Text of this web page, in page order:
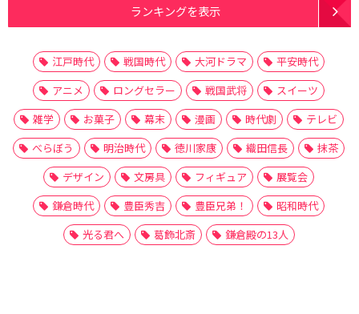
ランキングを表示
江戸時代 戦国時代 大河ドラマ
平安時代
アニメ
ロングセラー 戦国武将
スイーツ
雑学
お菓子 幕末 漫画 時代劇
テレビ
べらぼう
明治時代 徳川家康 織田信長
抹茶
デザイン
文房具 フィギュア
展覧会
鎌倉時代
豊臣秀吉 豊臣兄弟！
昭和時代
光る君へ
葛飾北斎 鎌倉殿の13人